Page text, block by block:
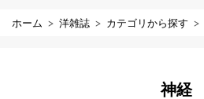
ホーム 洋雑誌 カテゴリから探す
神経